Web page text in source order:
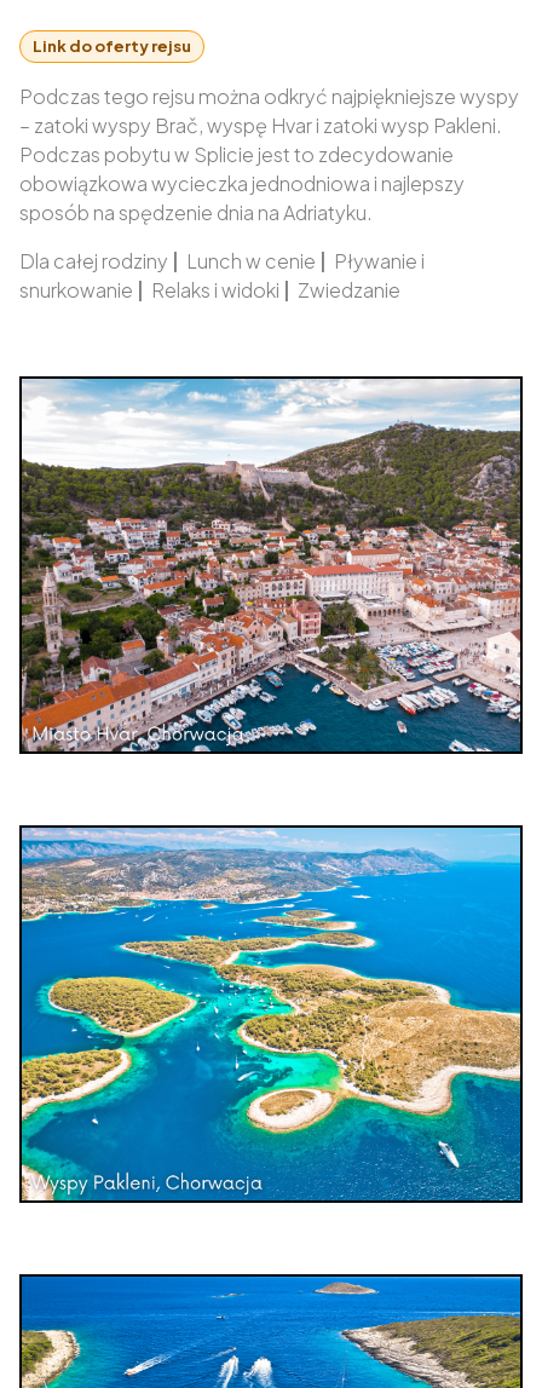
Link do oferty rejsu
Podczas tego rejsu można odkryć najpiękniejsze wyspy
– zatoki wyspy Brač, wyspę Hvar i zatoki wysp Pakleni.
Podczas pobytu w Splicie jest to zdecydowanie
obowiązkowa wycieczka jednodniowa i najlepszy
sposób na spędzenie dnia na Adriatyku.
Dla całej rodziny | Lunch w cenie | Pływanie i
snurkowanie | Relaks i widoki | Zwiedzanie